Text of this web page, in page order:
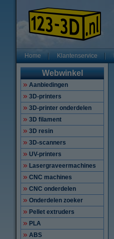
Home Klantenservice
Webwinkel
Aanbiedingen
3D-printers
3D-printer onderdelen
3D filament
3D resin
3D-scanners
UV-printers
Lasergraveermachines
CNC machines
CNC onderdelen
Onderdelen zoeker
Pellet extruders
PLA
ABS